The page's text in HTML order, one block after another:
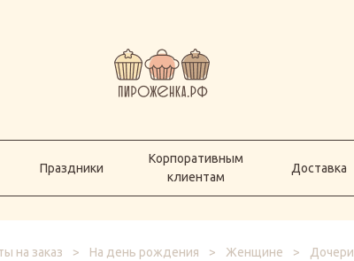
Праздники
Корпоративным
клиентам
Доставка
на заказ > На день рождения > Женщине > Дочери